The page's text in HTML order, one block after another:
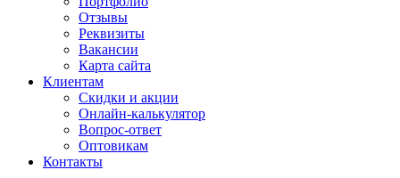
Отзывы
Реквизиты
Вакансии
Карта сайта
Клиентам
Скидки и акции
Онлайн-калькулятор
Вопрос-ответ
Оптовикам
Контакты